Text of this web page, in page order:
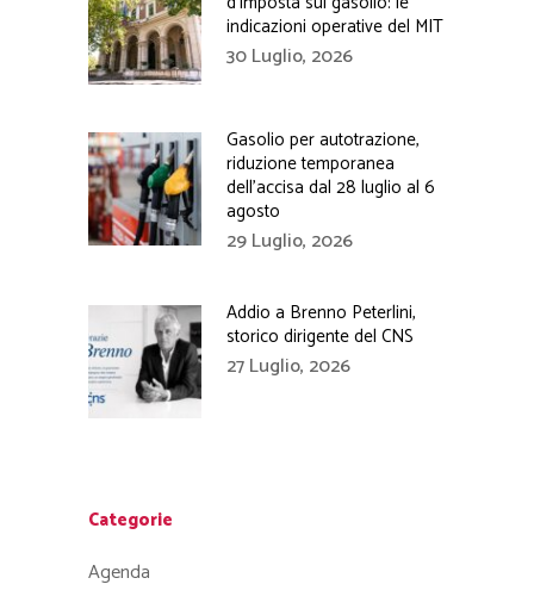
indicazioni operative del MIT
30 Luglio, 2026
Gasolio per autotrazione,
riduzione temporanea
dell’accisa dal 28 luglio al 6
agosto
29 Luglio, 2026
Addio a Brenno Peterlini,
storico dirigente del CNS
27 Luglio, 2026
Categorie
Agenda